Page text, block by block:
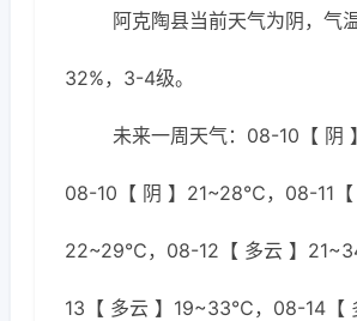
阿克陶县当前天气为阴，
32%，3-4级。
未来一周天气：08-10【 阴
08-10【 阴 】21~28℃，08-11【
22~29℃，08-12【 多云 】
13【 多云 】19~33℃，08-14【